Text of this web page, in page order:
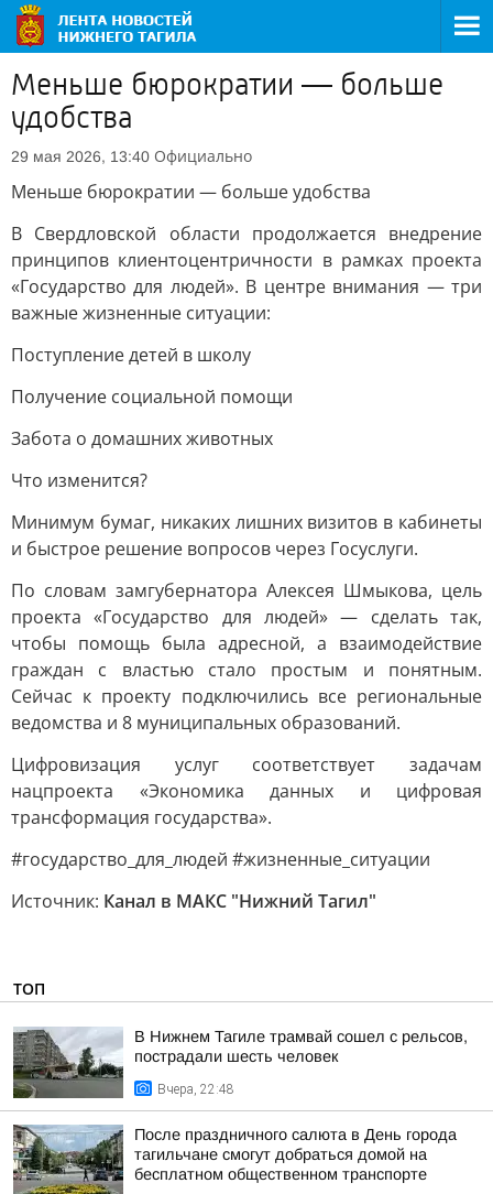
Меньше бюрократии — больше
удобства
29 мая 2026, 13:40 Официально
Меньше бюрократии — больше удобства
В Свердловской области продолжается внедрение
принципов клиентоцентричности в рамках проекта
«Государство для людей». В центре внимания — три
важные жизненные ситуации:
Поступление детей в школу
Получение социальной помощи
Забота о домашних животных
Что изменится?
Минимум бумаг, никаких лишних визитов в кабинеты
и быстрое решение вопросов через Госуслуги.
По словам замгубернатора Алексея Шмыкова, цель
проекта «Государство для людей» — сделать так,
чтобы помощь была адресной, а взаимодействие
граждан с властью стало простым и понятным.
Сейчас к проекту подключились все региональные
ведомства и 8 муниципальных образований.
Цифровизация услуг соответствует задачам
нацпроекта «Экономика данных и цифровая
трансформация государства».
#государство_для_людей #жизненные_ситуации
Источник: Канал в МАКС "Нижний Тагил"
ТОП
В Нижнем Тагиле трамвай сошел с рельсов,
пострадали шесть человек
Вчера, 22:48
После праздничного салюта в День города
тагильчане смогут добраться домой на
бесплатном общественном транспорте